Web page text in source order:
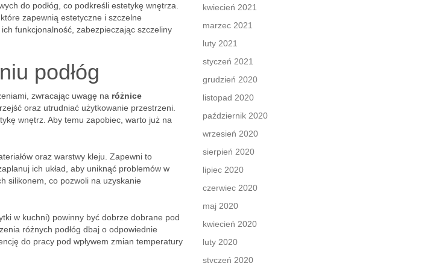
do podłóg, co podkreśli estetykę wnętrza.
zapewnią estetyczne i szczelne
funkcjonalność, zabezpieczając szczeliny
podłóg
zwracając uwagę na różnice
oraz utrudniać użytkowanie przestrzeni.
wnętrz. Aby temu zapobiec, warto już na
oraz warstwy kleju. Zapewni to
ich układ, aby uniknąć problemów w
silikonem, co pozwoli na uzyskanie
w kuchni) powinny być dobrze dobrane pod
różnych podłóg dbaj o odpowiednie
do pracy pod wpływem zmian temperatury
kwiecień 2021
marzec 2021
luty 2021
styczeń 2021
grudzień 2020
listopad 2020
październik 2020
wrzesień 2020
sierpień 2020
lipiec 2020
czerwiec 2020
maj 2020
kwiecień 2020
luty 2020
styczeń 2020